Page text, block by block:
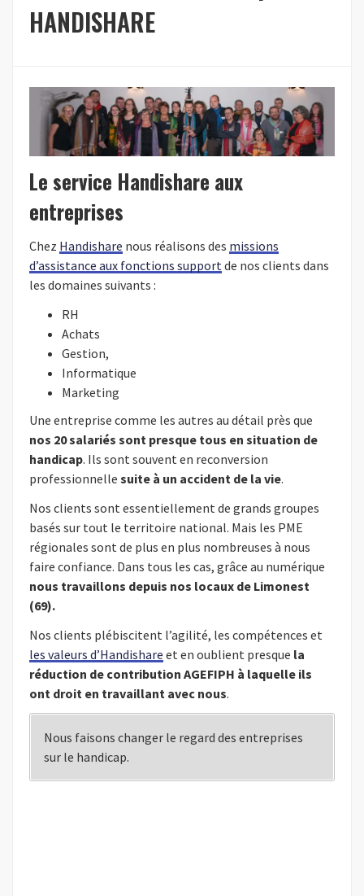
HANDISHARE
Le service Handishare aux
entreprises
Chez Handishare nous réalisons des missions
d’assistance aux fonctions supportde nos clients dans
les domaines suivants :
RH
Achats
Gestion,
Informatique
Marketing
Une entreprise comme les autres au détail près que
nos 20 salariés sont presque tous en situation de
handicap. Ils sont souvent en reconversion
professionnelle suite à un accident de la vie.
Nos clients sont essentiellement de grands groupes
basés sur tout le territoire national. Mais les PME
régionales sont de plus en plus nombreuses à nous
faire confiance. Dans tous les cas, grâce au numérique
nous travaillons depuis nos locaux de Limonest
(69).
Nos clients plébiscitent l’agilité, les compétences et
les valeurs d’Handishare et en oublient presque la
réduction de contribution AGEFIPH à laquelle ils
ont droit en travaillant avec nous.
Nous faisons changer le regard des entreprises
sur le handicap.